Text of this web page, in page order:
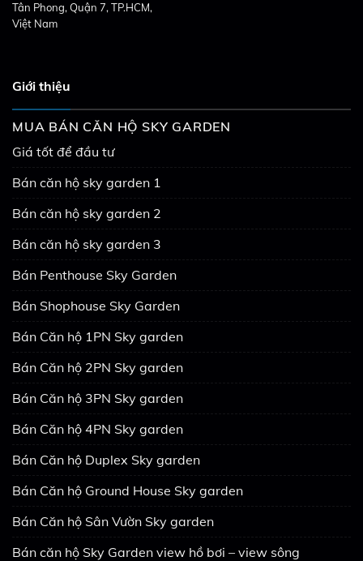
Tân Phong, Quận 7, TP.HCM,
Việt Nam
Giới thiệu
MUA BÁN CĂN HỘ SKY GARDEN
Giá tốt để đầu tư
Bán căn hộ sky garden 1
Bán căn hộ sky garden 2
Bán căn hộ sky garden 3
Bán Penthouse Sky Garden
Bán Shophouse Sky Garden
Bán Căn hộ 1PN Sky garden
Bán Căn hộ 2PN Sky garden
Bán Căn hộ 3PN Sky garden
Bán Căn hộ 4PN Sky garden
Bán Căn hộ Duplex Sky garden
Bán Căn hộ Ground House Sky garden
Bán Căn hộ Sân Vườn Sky garden
Bán căn hộ Sky Garden view hồ bơi – view sông